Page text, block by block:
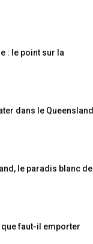
: le point sur la
dans le Queensland
le paradis blanc de
que faut-il emporter